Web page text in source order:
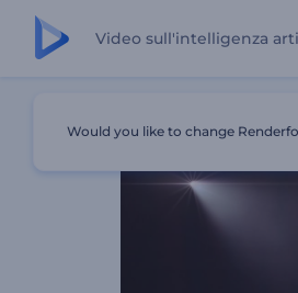
Video sull'intelligenza
Would you like to change